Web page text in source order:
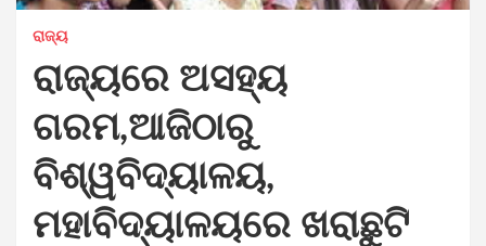
ରାଜ୍ୟ
ରାଜ୍ୟରେ ଅସହ୍ୟ
ଗରମ,ଆଜିଠାରୁ
ବିଶ୍ୱବିଦ୍ୟାଳୟ,
ମହାବିଦ୍ୟାଳୟରେ ଖରାଛୁଟି